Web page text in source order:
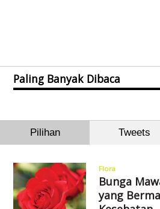
Paling Banyak Dibaca
Pilihan Tweets
Flora
Bunga
yang